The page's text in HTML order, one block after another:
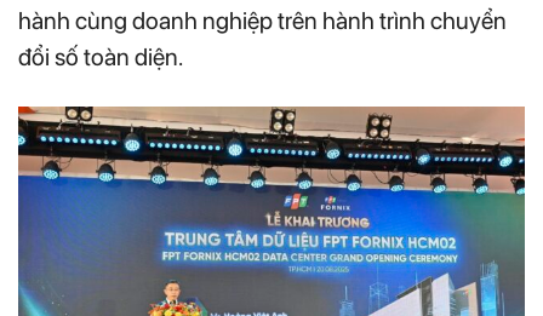
hành cùng doanh nghiệp trên hành trình chuyển
đổi số toàn diện.